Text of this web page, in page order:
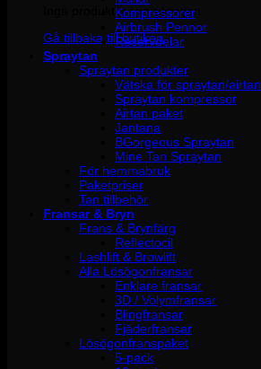
Inga produkter i varukorgen.
Gå tillbaka till butiken
Kompressorer
Airbrush Pennor
Reservdelar
Spraytan
Spraytan produkter
Vätska för spraytan/airtan
Spraytan kompressor
Airtan paket
Jantana
BGorgeous Spraytan
Mine Tan Spraytan
För hemmabruk
Paketpriser
Tan tillbehör
Fransar & Bryn
Frans & Brynfärg
Reflectocil
Lashlift & Browlift
Alla Lösögonfransar
Enklare fransar
3D / Volymfransar
Blingfransar
Fjäderfransar
Lösögonfranspaket
5-pack